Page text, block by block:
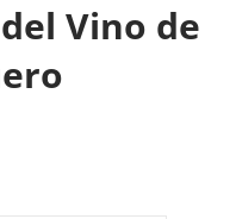
Vino de